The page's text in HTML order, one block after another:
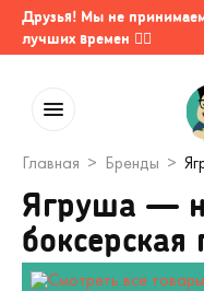
Друзья! Мы не
лучших времен 🤷‍♂️
Главная Бренды
Ягруша —
боксерская